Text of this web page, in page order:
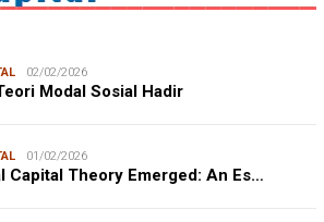
02/02/2026
Modal Sosial Hadir
01/02/2026
Capital Theory Emerged: An Es…